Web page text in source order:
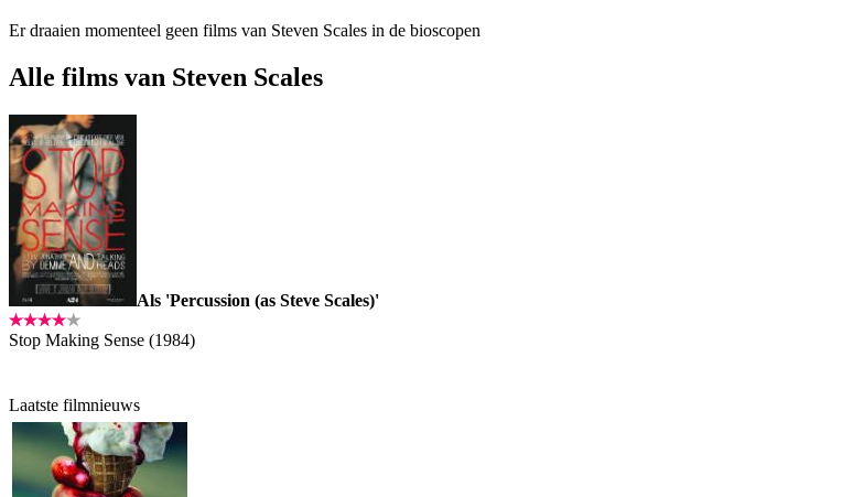
Er draaien momenteel geen films van Steven Scales in de bioscopen
Alle films van Steven Scales
Als 'Percussion (as Steve Scales)'
Stop Making Sense (1984)
Laatste filmnieuws